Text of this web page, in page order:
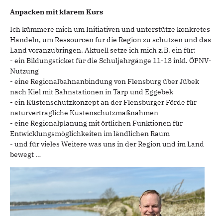
Anpacken mit klarem Kurs
Ich kümmere mich um Initiativen und unterstütze konkretes
Handeln, um Ressourcen für die Region zu schützen und das
Land voranzubringen. Aktuell setze ich mich z.B. ein für:
- ein Bildungsticket für die Schuljahrgänge 11-13 inkl. ÖPNV-
Nutzung
- eine Regionalbahnanbindung von Flensburg über Jübek
nach Kiel mit Bahnstationen in Tarp und Eggebek
- ein Küstenschutzkonzept an der Flensburger Förde für
naturverträgliche Küstenschutzmaßnahmen
- eine Regionalplanung mit örtlichen Funktionen für
Entwicklungsmöglichkeiten im ländlichen Raum
- und für vieles Weitere was uns in der Region und im Land
bewegt …